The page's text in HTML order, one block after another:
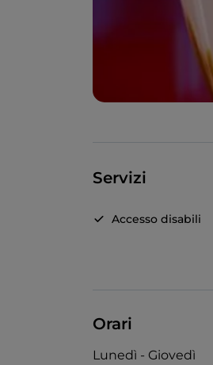
Servizi
Accesso disabili
Orari
Lunedì - Giovedì